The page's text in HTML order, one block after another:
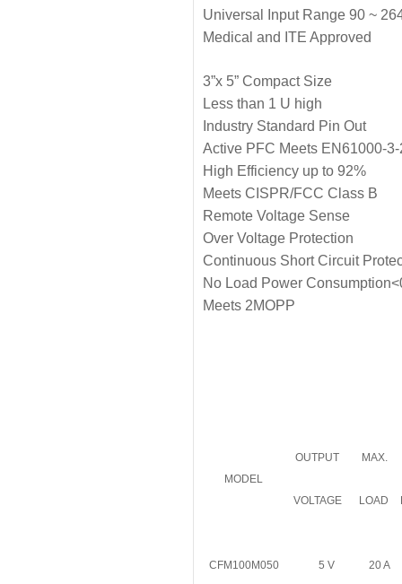
Universal Input Range 90 ~
Medical and ITE Approved
3”x 5” Compact Size
Less than 1 U high
Industry Standard Pin Out
Active PFC Meets EN61000-3-
High Efficiency up to 92%
Meets CISPR/FCC Class B
Remote Voltage Sense
Over Voltage Protection
Continuous Short Circuit
No Load Power
Meets 2MOPP
OUTPUT
MAX.
MODEL
VOLTAGE
LOAD
CFM100M050 5 V 20 A